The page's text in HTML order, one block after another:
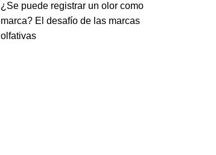
¿Se puede registrar un olor como
marca? El desafío de las marcas
olfativas